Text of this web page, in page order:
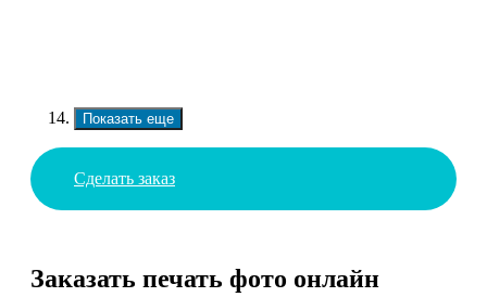
Показать еще
Сделать заказ
Заказать печать фото онлайн